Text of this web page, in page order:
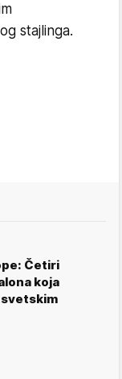
stajlinga.
Četiri
koja